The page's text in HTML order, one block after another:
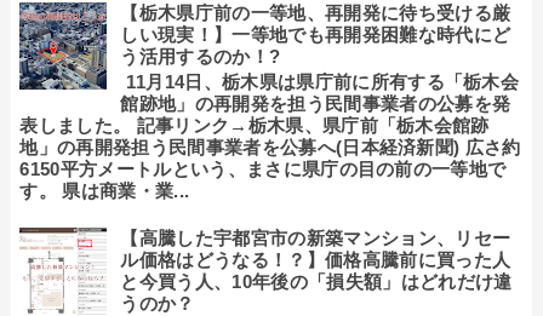
【栃木県庁前の一等地、再開発に待ち受ける厳
しい現実！】一等地でも再開発困難な時代にど
う活用するのか！?
11月14日、栃木県は県庁前に所有する「栃木会
館跡地」の再開発を担う民間事業者の公募を発
表しました。 記事リンク→栃木県、県庁前「栃木会館跡
地」の再開発担う民間事業者を公募へ(日本経済新聞) 広さ約
6150平方メートルという、まさに県庁の目の前の一等地で
す。 県は商業・業...
【高騰した宇都宮市の新築マンション、リセー
ル価格はどうなる！？】価格高騰前に買った人
と今買う人、10年後の「損失額」はどれだけ違
うのか？